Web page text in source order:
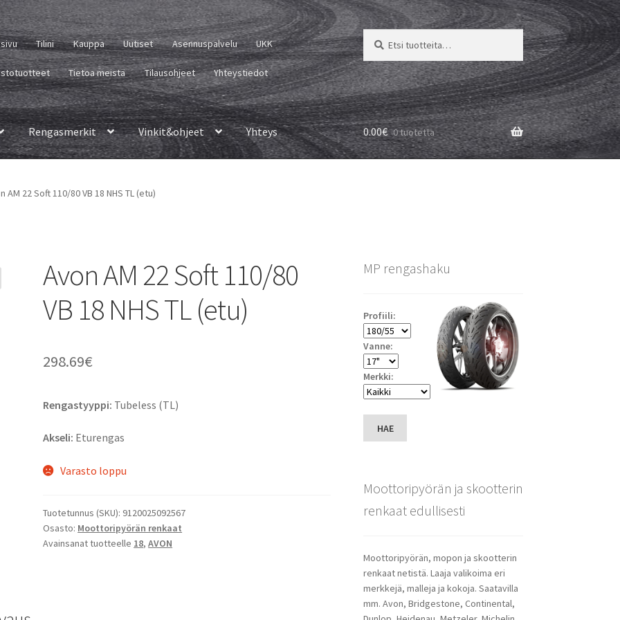
Tilini Kauppa Uutiset Asennuspalvelu UKK
Tietoa meistä Tilausohjeet Yhteystiedot
Etsi:
Haku
Rengasmerkit Vinkit&ohjeet Yhteys 0.00€ 0 tuotetta
AM 22 Soft 110/80 VB 18 NHS TL (etu)
Avon AM 22 Soft 110/80
VB 18 NHS TL (etu)
298.69€
Rengastyyppi: Tubeless (TL)
Akseli: Eturengas
Varasto loppu
Tuotetunnus (SKU): 9120025092567
Osasto: Moottoripyörän renkaat
Avainsanat tuotteelle 18,AVON
MP rengashaku
Profiili:
Vanne:
Merkki:
HAE
Moottoripyörän ja skootterin
renkaat edullisesti
Moottoripyörän, mopon ja skootterin
renkaat netistä. Laaja valikoima eri
merkkejä, malleja ja kokoja. Saatavilla
mm. Avon, Bridgestone, Continental,